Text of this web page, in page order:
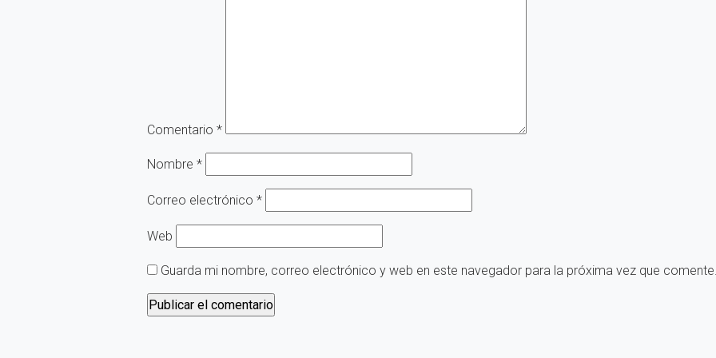
Comentario *
Nombre *
Correo electrónico *
Web
Guarda mi nombre, correo electrónico y web en este navegador para la próxima vez que